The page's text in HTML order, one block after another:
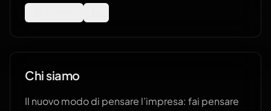
Chi siamo
Il nuovo modo di pensare l’impresa: fai pensare